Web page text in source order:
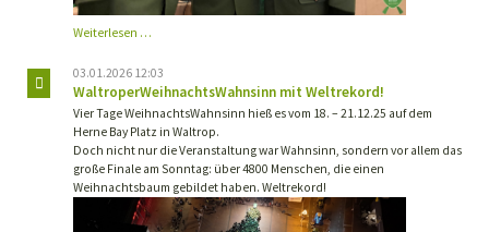
Weiterlesen …Jahreshauptversammlung
03.01.2026 12:03
WaltroperWeihnachtsWahnsinn mit Weltrekord!
Vier Tage WeihnachtsWahnsinn hieß es vom 18. – 21.12.25 auf dem
Herne Bay Platz in Waltrop.
Doch nicht nur die Veranstaltung war Wahnsinn, sondern vor allem das
große Finale am Sonntag: über 4800 Menschen, die einen
Weihnachtsbaum gebildet haben. Weltrekord!